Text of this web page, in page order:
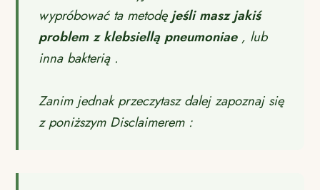
wypróbować ta metodę jeśli masz jakiś
problem z klebsiellą pneumoniae, lub
inna bakterią .
Zanim jednak przeczytasz dalej zapoznaj się
z poniższym Disclaimerem :